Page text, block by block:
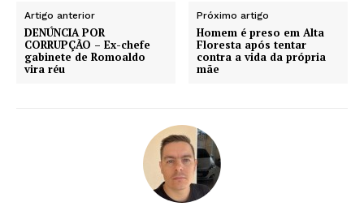
Artigo anterior
DENÚNCIA POR
CORRUPÇÃO – Ex-chefe
gabinete de Romoaldo
vira réu
Próximo artigo
Homem é preso em Alta
Floresta após tentar
contra a vida da própria
mãe